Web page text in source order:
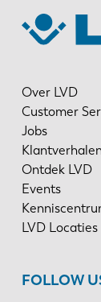
Over LVD
Customer
Jobs
Ontdek LVD
Events
LVD Locaties
FOLLOW